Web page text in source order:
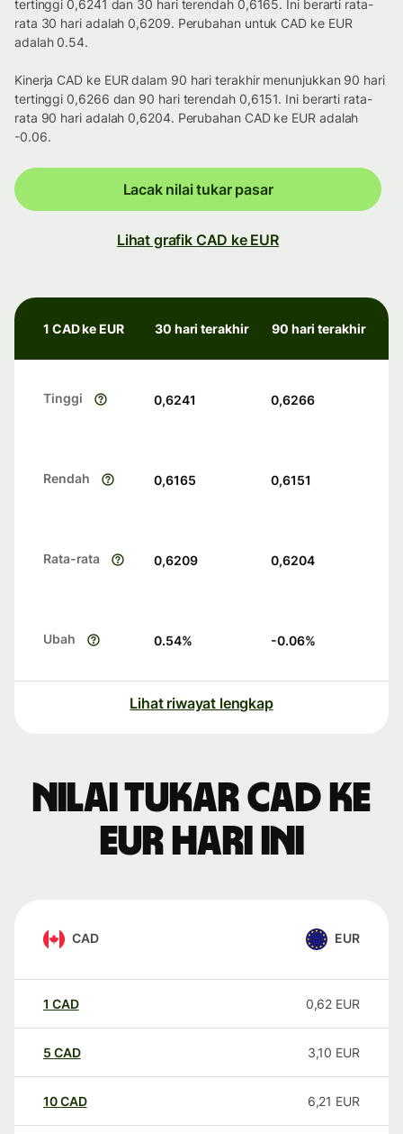
tertinggi 0,6241 dan 30 hari terendah 0,6165. Ini berarti rata-
rata 30 hari adalah 0,6209. Perubahan untuk CAD ke EUR
adalah 0.54.
Kinerja CAD ke EUR dalam 90 hari terakhir menunjukkan 90 hari
tertinggi 0,6266 dan 90 hari terendah 0,6151. Ini berarti rata-
rata 90 hari adalah 0,6204. Perubahan CAD ke EUR adalah
-0.06.
Lacak nilai tukar pasar
Lihat grafik CAD ke EUR
1 CAD ke EUR 30 hari terakhir 90 hari terakhir
Tinggi 0,6241 0,6266
Rendah 0,6165 0,6151
Rata-rata 0,6209 0,6204
Ubah 0.54% -0.06%
Lihat riwayat lengkap
Nilai tukar CAD ke
EUR hari ini
CAD EUR
1 CAD 0,62 EUR
5 CAD 3,10 EUR
10CAD 6,21 EUR